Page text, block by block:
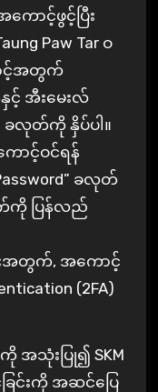
ကောင့်ဖွင့်ပြီး
Paw Tar ဝ
င့်အတွက်
အီးမေးလ်
ခလုတ်ကို နှိပ်ပါ။
ောင့်ဝင်ရန်
ခလုတ်
ကို ပြန်လည်
းအတွက်, အကောင့်
(2FA)
အသုံးပြု၍ SKM
ြင်းကို အဆင်ပြေ